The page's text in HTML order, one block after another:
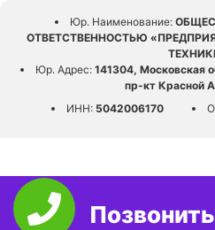
Юр. Наименование:
ОТВЕТСТВЕННОСТЬЮ
Юр. Адрес:141304, Московская
пр-кт Красной
ИНН:5042006170